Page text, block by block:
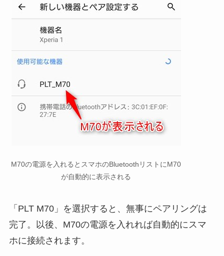
M70の電源を入れるとスマホのBluetoothリストにM70
が自動的に表示される
「PLT M70」を選択すると、無事にペアリングは
完了。以後、M70の電源を入れれば自動的にスマ
ホに接続されます。